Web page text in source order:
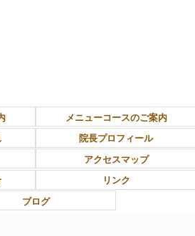
メニューコースのご案内
院長プロフィール
アクセスマップ
リンク
ブログ